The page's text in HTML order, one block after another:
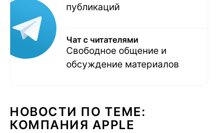
публикаций
Чат с читателями
Свободное общение и
обсуждение материалов
НОВОСТИ ПО ТЕМЕ:
КОМПАНИЯ APPLE